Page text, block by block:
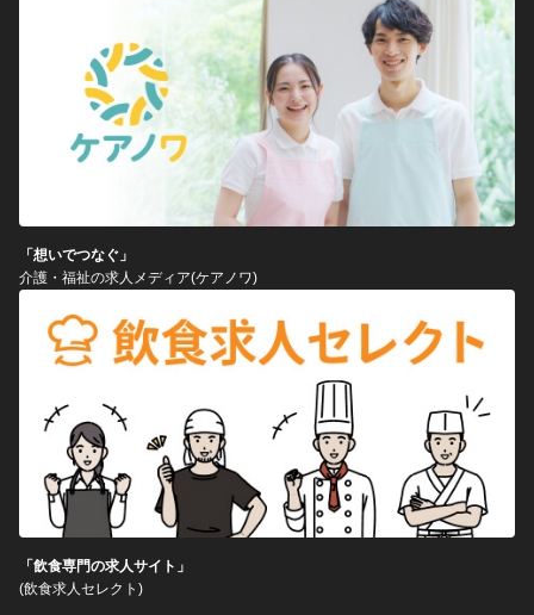
「想いでつなぐ」
介護・福祉の求人メディア(ケアノワ)
「飲食専門の求人サイト」
(飲食求人セレクト)